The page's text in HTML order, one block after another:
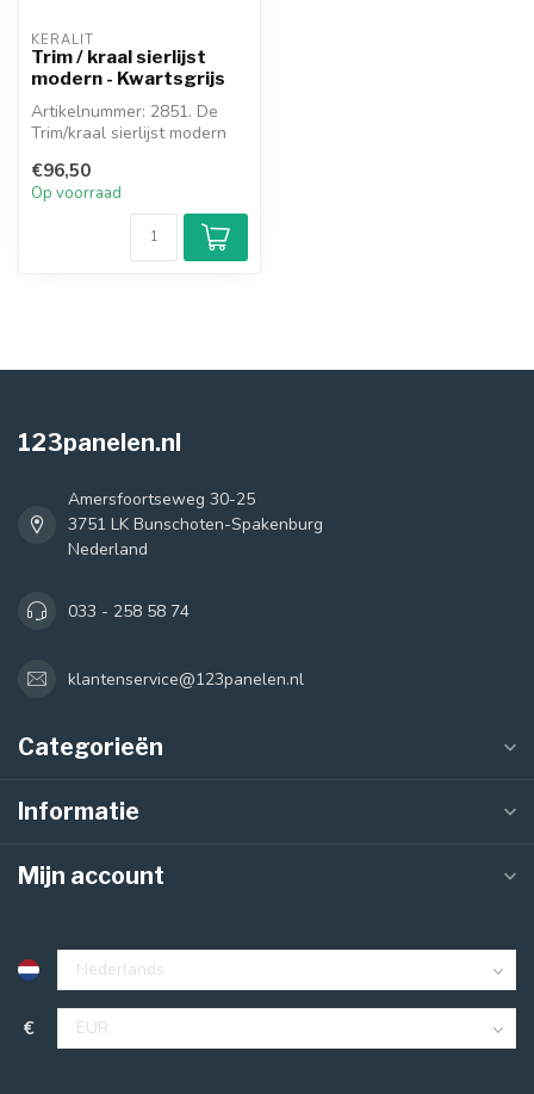
KERALIT
Trim / kraal sierlijst
modern - Kwartsgrijs
Artikelnummer: 2851. De
Trim/kraal sierlijst modern
bovenka...
€96,50
Op voorraad
123panelen.nl
Amersfoortseweg 30-25
3751 LK Bunschoten-Spakenburg
Nederland
033 - 258 58 74
klantenservice@123panelen.nl
Categorieën
Informatie
Mijn account
€